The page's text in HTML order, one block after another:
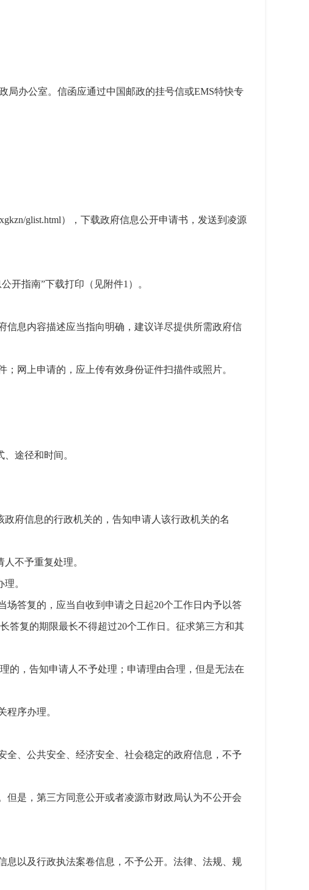
局办公室。信函应通过中国邮政的挂号信或EMS特快专
glist.html），下载政府信息公开申请书，发送到凌源
开指南”下载打印（见附件1）。
信息内容描述应当指向明确，建议详尽提供所需政府信
网上申请的，应上传有效身份证件扫描件或照片。
途径和时间。
府信息的行政机关的，告知申请人该行政机关的名
不予重复处理。
。
答复的，应当自收到申请之日起20个工作日内予以答
答复的期限最长不得超过20个工作日。征求第三方和其
的，告知申请人不予处理；申请理由合理，但是无法在
程序办理。
全、公共安全、经济安全、社会稳定的政府信息，不予
但是，第三方同意公开或者凌源市财政局认为不公开会
息以及行政执法案卷信息，不予公开。法律、法规、规